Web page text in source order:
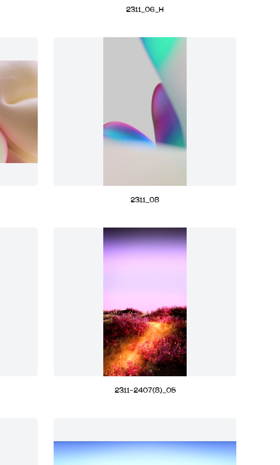
2311_06_H
2311_08
2311-2407(8)_05